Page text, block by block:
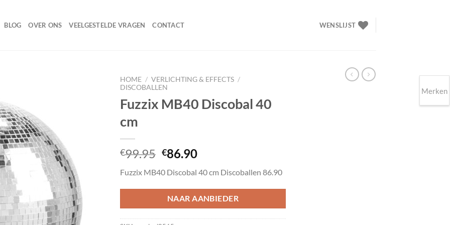
BLOG OVER ONS VEELGESTELDE VRAGEN CONTACT WENSLIJST
HOME / VERLICHTING & EFFECTS /
DISCOBALLEN
Fuzzix MB40 Discobal 40
cm
€99.95 Oorspronkelijke
was:
€99.95.
€86.90Huidige
is:
€86.90.
Fuzzix MB40 Discobal 40 cm Discoballen 86.90
NAAR AANBIEDER
Merken